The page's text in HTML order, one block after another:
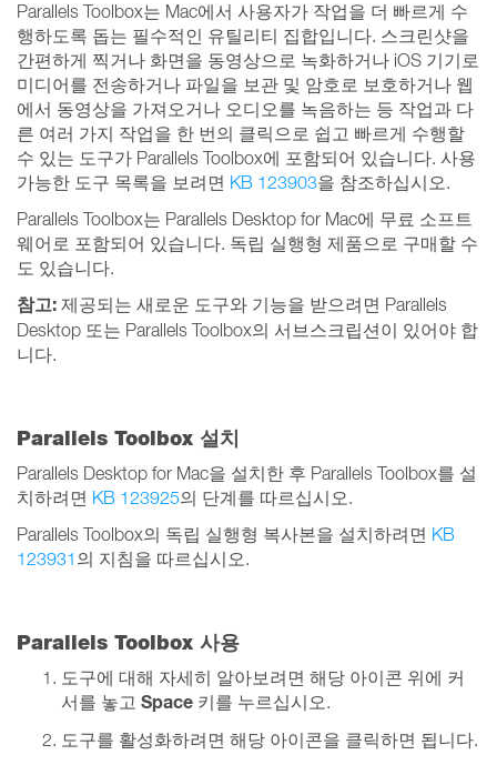
Parallels Toolbox는 Mac에서 사용자가 작업을 더 빠르게 수
행하도록 돕는 필수적인 유틸리티 집합입니다. 스크린샷을
간편하게 찍거나 화면을 동영상으로 녹화하거나 iOS 기기로
미디어를 전송하거나 파일을 보관 및 암호로 보호하거나 웹
에서 동영상을 가져오거나 오디오를 녹음하는 등 작업과 다
른 여러 가지 작업을 한 번의 클릭으로 쉽고 빠르게 수행할
수 있는 도구가 Parallels Toolbox에 포함되어 있습니다. 사용
가능한 도구 목록을 보려면 KB 123903을 참조하십시오.
Parallels Toolbox는 Parallels Desktop for Mac에 무료 소프트
웨어로 포함되어 있습니다. 독립 실행형 제품으로 구매할 수
도 있습니다.
참고: 제공되는 새로운 도구와 기능을 받으려면 Parallels
Desktop 또는 Parallels Toolbox의 서브스크립션이 있어야 합
니다.
Parallels Toolbox 설치
Parallels Desktop for Mac을 설치한 후 Parallels Toolbox를 설
치하려면 KB 123925의 단계를 따르십시오.
Parallels Toolbox의 독립 실행형 복사본을 설치하려면 KB
123931 의 지침을 따르십시오.
Parallels Toolbox 사용
도구에 대해 자세히 알아보려면 해당 아이콘 위에 커
서를 놓고 Space 키를 누르십시오.
도구를 활성화하려면 해당 아이콘을 클릭하면 됩니다.